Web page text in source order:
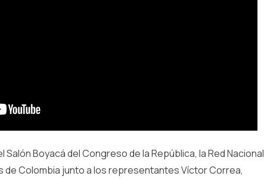
Salón Boyacá del Congreso de la República, la Red Nacional
de Colombia junto a los representantes Víctor Correa,